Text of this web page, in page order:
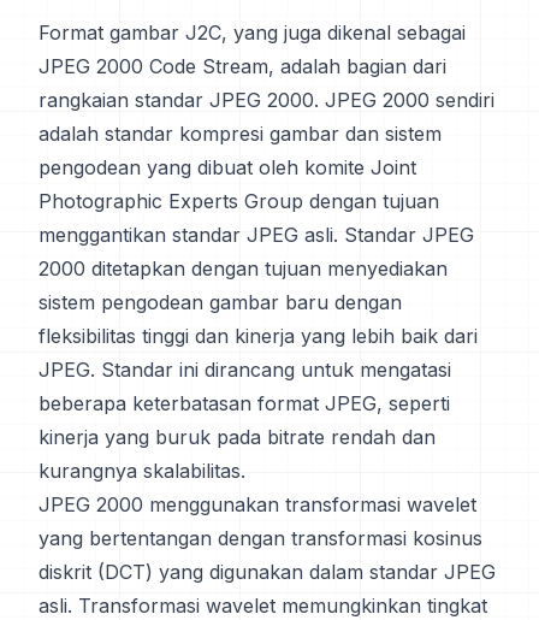
Format gambar J2C, yang juga dikenal sebagai
JPEG 2000 Code Stream, adalah bagian dari
rangkaian standar JPEG 2000. JPEG 2000 sendiri
adalah standar kompresi gambar dan sistem
pengodean yang dibuat oleh komite Joint
Photographic Experts Group dengan tujuan
menggantikan standar JPEG asli. Standar JPEG
2000 ditetapkan dengan tujuan menyediakan
sistem pengodean gambar baru dengan
fleksibilitas tinggi dan kinerja yang lebih baik dari
JPEG. Standar ini dirancang untuk mengatasi
beberapa keterbatasan format JPEG, seperti
kinerja yang buruk pada bitrate rendah dan
kurangnya skalabilitas.
JPEG 2000 menggunakan transformasi wavelet
yang bertentangan dengan transformasi kosinus
diskrit (DCT) yang digunakan dalam standar JPEG
asli. Transformasi wavelet memungkinkan tingkat